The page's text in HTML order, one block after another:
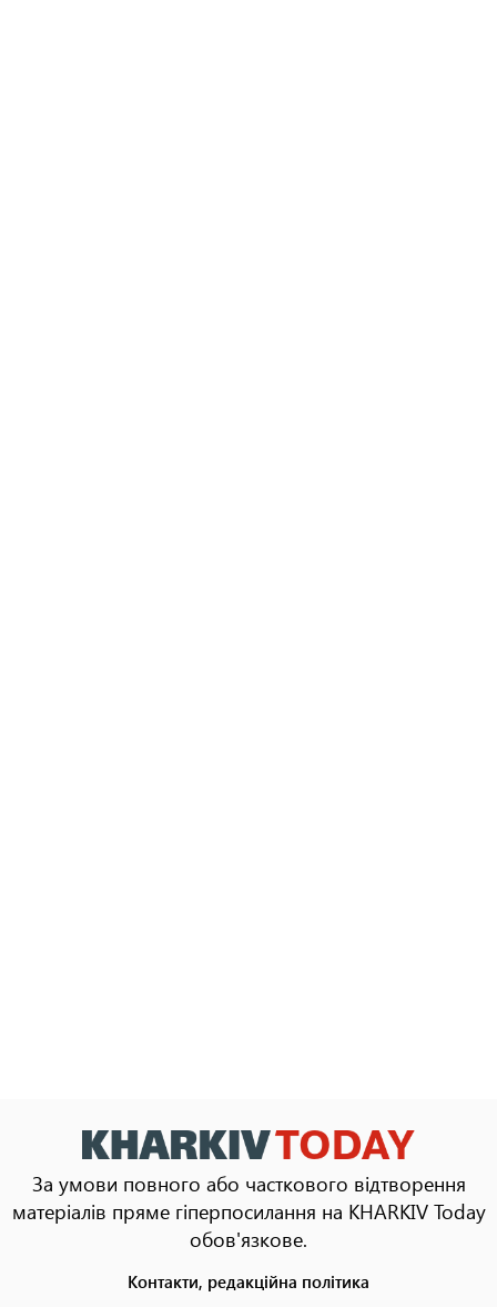
За умови повного або часткового відтворення
матеріалів пряме гіперпосилання на KHARKIV Today
обов'язкове.
Контакти, редакційна політика